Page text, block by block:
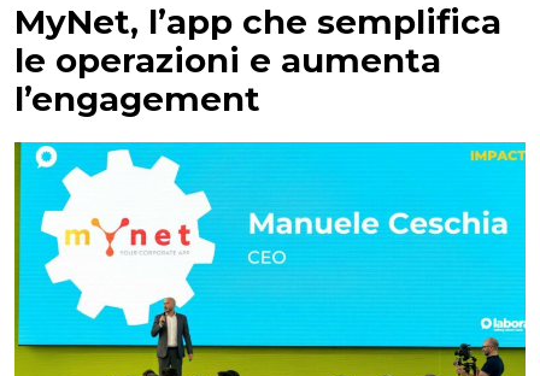
MyNet, l’app che semplifica
le operazioni e aumenta
l’engagement